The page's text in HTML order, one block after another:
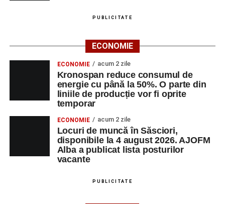
Urmărește-ne pe Google News
Ultimele știri din Sebeș
Primăria Sebeș a decis să reducă intensitatea
iluminatului public pe timpul nopții, în contextul
apelului la economii al Guvernului Bolojan
Duminică, 23 august 2026, Râpa Roșie găzduiește
cea de-a III-a ediție a concursului „CicloAventurier
Primul concert din cadrul String Symphonic Camp
PUBLICITATE
ECONOMIE
ECONOMIE acum 2 zile
Kronospan reduce consumul de
energie cu până la 50%. O parte din
liniile de producție vor fi oprite
temporar
ECONOMIE acum 2 zile
Locuri de muncă în Săsciori,
disponibile la 4 august 2026. AJOFM
Alba a publicat lista posturilor
vacante
PUBLICITATE